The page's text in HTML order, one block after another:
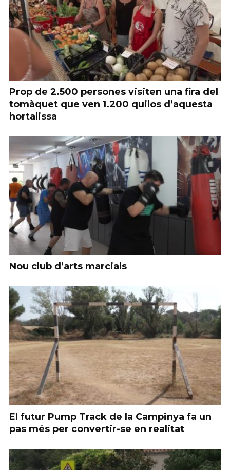
Prop de 2.500 persones visiten una fira del
tomàquet que ven 1.200 quilos d’aquesta
hortalissa
Nou club d’arts marcials
El futur Pump Track de la Campinya fa un
pas més per convertir-se en realitat